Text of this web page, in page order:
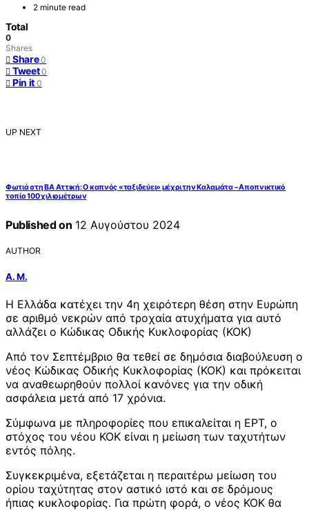
2 minute read
Total
0
Shares
Share 0
Tweet 0
Pin it 0
UP NEXT
Φωτιά στη ΒΑ Αττική: Ο καπνός «ταξιδεύει» μέχρι την Καλαμάτα – Αποπνικτικό
τοπίο 100 χιλιομέτρων
Published on 12 Αυγούστου 2024
AUTHOR
Α. Μ.
Η Ελλάδα κατέχει την 4η χειρότερη θέση στην Ευρώπη
σε αριθμό νεκρών από τροχαία ατυχήματα για αυτό
αλλάζει ο Κώδικας Οδικής Κυκλοφορίας (ΚΟΚ)
Από τον Σεπτέμβριο θα τεθεί σε δημόσια διαβούλευση ο
νέος Κώδικας Οδικής Κυκλοφορίας (ΚΟΚ) και πρόκειται
να αναθεωρηθούν πολλοί κανόνες για την οδική
ασφάλεια μετά από 17 χρόνια.
Σύμφωνα με πληροφορίες που επικαλείται η ΕΡΤ, ο
στόχος του νέου ΚΟΚ είναι η μείωση των ταχυτήτων
εντός πόλης.
Συγκεκριμένα, εξετάζεται η περαιτέρω μείωση του
ορίου ταχύτητας στον αστικό ιστό και σε δρόμους
ήπιας κυκλοφορίας. Για πρώτη φορά, ο νέος ΚΟΚ θα